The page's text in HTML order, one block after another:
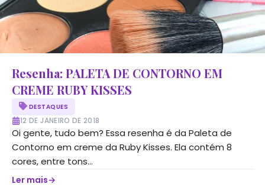
Resenha: PALETA DE CONTORNO EM
CREME RUBY KISSES
DESTAQUES
12 DE JANEIRO DE 2018
Oi gente, tudo bem? Essa resenha é da Paleta de
Contorno em creme da Ruby Kisses. Ela contém 8
cores, entre tons...
Ler mais→